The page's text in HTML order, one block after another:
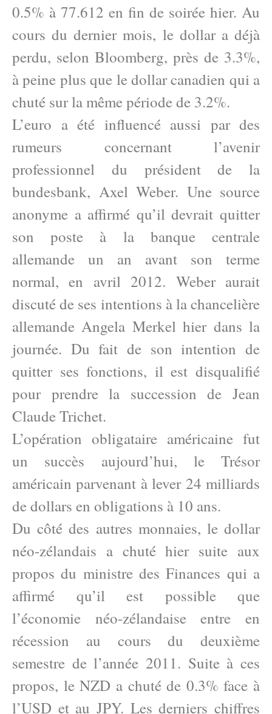
0.5% à 77.612 en fin de soirée hier. Au
cours du dernier mois, le dollar a déjà
perdu, selon Bloomberg, près de 3.3%,
à peine plus que le dollar canadien qui a
chuté sur la même période de 3.2%.
L’euro a été influencé aussi par des
rumeurs concernant l’avenir
professionnel du président de la
bundesbank, Axel Weber. Une source
anonyme a affirmé qu’il devrait quitter
son poste à la banque centrale
allemande un an avant son terme
normal, en avril 2012. Weber aurait
discuté de ses intentions à la chancelière
allemande Angela Merkel hier dans la
journée. Du fait de son intention de
quitter ses fonctions, il est disqualifié
pour prendre la succession de Jean
Claude Trichet.
L’opération obligataire américaine fut
un succès aujourd’hui, le Trésor
américain parvenant à lever 24 milliards
de dollars en obligations à 10 ans.
Du côté des autres monnaies, le dollar
néo-zélandais a chuté hier suite aux
propos du ministre des Finances qui a
affirmé qu’il est possible que
l’économie néo-zélandaise entre en
récession au cours du deuxième
semestre de l’année 2011. Suite à ces
propos, le NZD a chuté de 0.3% face à
l’USD et au JPY. Les derniers chiffres